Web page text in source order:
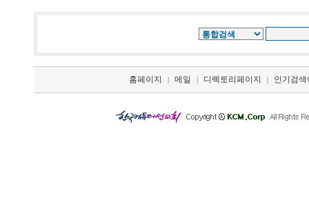
홈페이지 | 메일 | 디렉토리페이지 | 인기검색